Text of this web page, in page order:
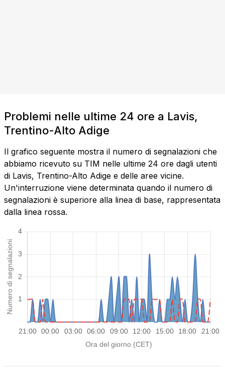
Problemi nelle ultime 24 ore a Lavis,
Trentino-Alto Adige
Il grafico seguente mostra il numero di segnalazioni che
abbiamo ricevuto su TIM nelle ultime 24 ore dagli utenti
di Lavis, Trentino-Alto Adige e delle aree vicine.
Un'interruzione viene determinata quando il numero di
segnalazioni è superiore alla linea di base, rappresentata
dalla linea rossa.